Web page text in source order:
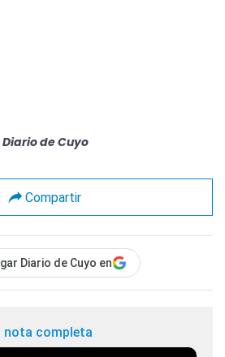
de Cuyo
Compartir
Diario de Cuyo en
nota completa